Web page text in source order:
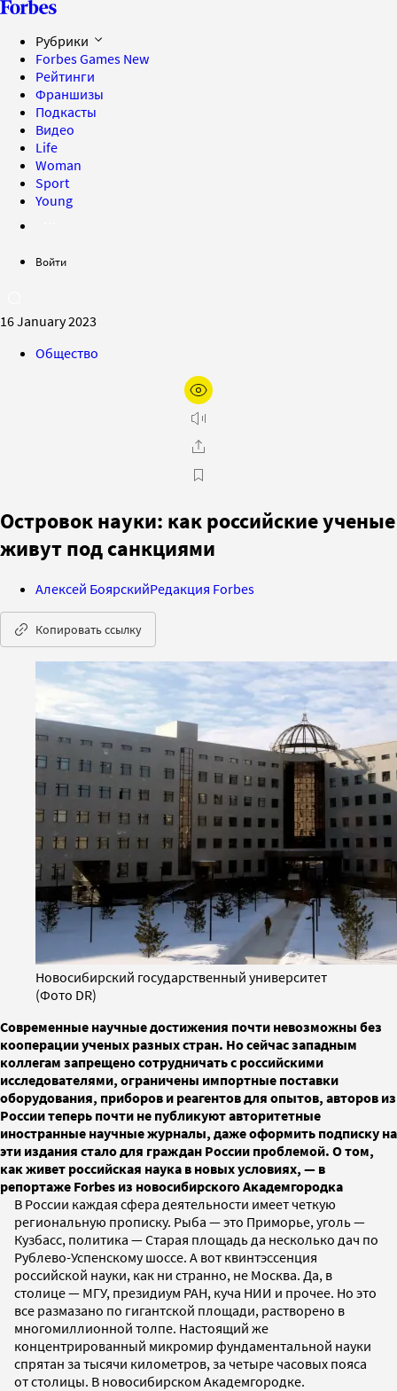
Рубрики
Forbes Games New
Рейтинги
Франшизы
Подкасты
Видео
Life
Woman
Sport
Young
Войти
16 January 2023
Общество
Островок науки: как российские ученые
живут под санкциями
Алексей БоярскийРедакция Forbes
Копировать ссылку
Новосибирский государственный университет
(Фото DR)
Современные научные достижения почти невозможны без
кооперации ученых разных стран. Но сейчас западным
коллегам запрещено сотрудничать с российскими
исследователями, ограничены импортные поставки
оборудования, приборов и реагентов для опытов, авторов из
России теперь почти не публикуют авторитетные
иностранные научные журналы, даже оформить подписку на
эти издания стало для граждан России проблемой. О том,
как живет российская наука в новых условиях, — в
репортаже Forbes из новосибирского Академгородка
В России каждая сфера деятельности имеет четкую
региональную прописку. Рыба — это Приморье, уголь —
Кузбасс, политика — Старая площадь да несколько дач по
Рублево-Успенскому шоссе. А вот квинтэссенция
российской науки, как ни странно, не Москва. Да, в
столице — МГУ, президиум РАН, куча НИИ и прочее. Но это
все размазано по гигантской площади, растворено в
многомиллионной толпе. Настоящий же
концентрированный микромир фундаментальной науки
спрятан за тысячи километров, за четыре часовых пояса
от столицы. В новосибирском Академгородке.